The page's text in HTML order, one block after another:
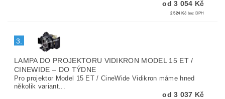
od 3 054 Kč
2 524 Kč bez DPH
3.
LAMPA DO PROJEKTORU VIDIKRON MODEL 15 ET /
CINEWIDE– DO TÝDNE
Pro projektor Model 15 ET / CineWide Vidikron máme hned
několik variant...
od 3 037 Kč